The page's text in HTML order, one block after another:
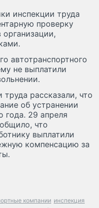
инспекции труда
проверку
автотранспортного
не выплатили
труда рассказали, что
об устранении
года. 29 апреля
что
выплатили
компенсацию за
компании инспекция